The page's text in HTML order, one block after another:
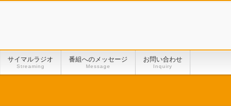
サイマルラジオ
Streaming
番組へのメッセージ
Message
お問い合わせ
Inquiry